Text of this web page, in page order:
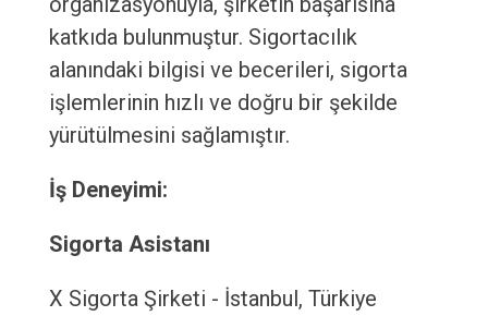
katkıda bulunmuştur. Sigortacılık
alanındaki bilgisi ve becerileri, sigorta
işlemlerinin hızlı ve doğru bir şekilde
yürütülmesini sağlamıştır.
İş Deneyimi:
Sigorta Asistanı
X Sigorta Şirketi - İstanbul, Türkiye